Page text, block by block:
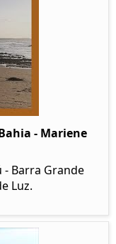
- Mariene
- Barra Grande
Luz.